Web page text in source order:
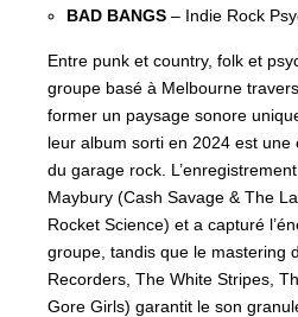
BAD BANGS – Indie Rock
Entre punk et country, folk et
groupe basé à Melbourne
former un paysage sonore
leur album sorti en 2024 est une
du garage rock.
Maybury (Cash Savage & The
Rocket Science) et a capturé
groupe, tandis que le mastering
Recorders, The White Stripes,
Gore Girls) garantit le son